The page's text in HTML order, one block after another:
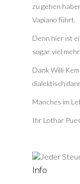
zu gehen
Vapiano führt.
Denn hier ist
sogar viel
Dank Willi
dialektisch
Manches im
Ihr Lothar
Info